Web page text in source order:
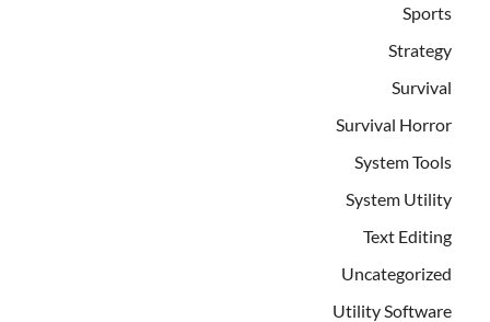
Sports
Strategy
Survival
Survival Horror
System Tools
System Utility
Text Editing
Uncategorized
Utility Software